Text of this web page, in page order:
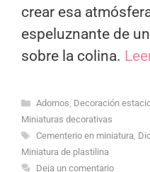
crear esa
espeluznante de
sobre la colina.
Categorías
Adornos, Decoración
Miniaturas decorativas
Etiquetas
Cementerio en miniatura,
Miniatura de plastilina
Deja un comentario